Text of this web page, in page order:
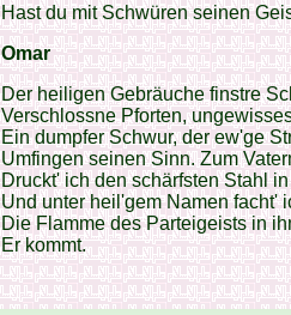
Hast du mit Schwüren seinen
Omar
Der heiligen Gebräuche finstre
Verschlossne Pforten,
Ein dumpfer Schwur, der ew'ge
Umfingen seinen Sinn. Zum
Druckt' ich den schärfsten Stahl
Und unter heil'gem Namen facht'
Die Flamme des Parteigeists in
Er kommt.